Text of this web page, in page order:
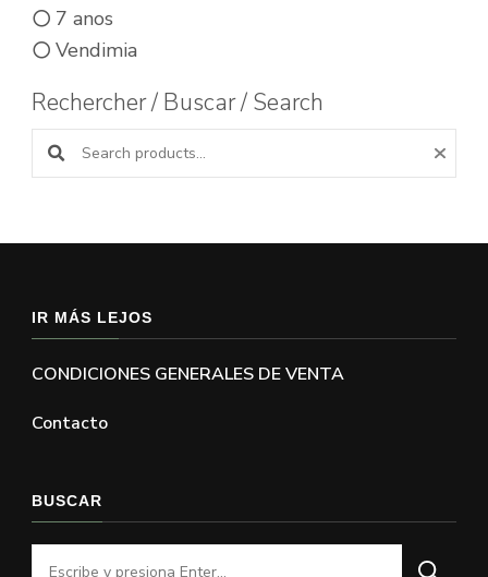
7 anos
Vendimia
Rechercher / Buscar / Search
Buscar productos:
IR MÁS LEJOS
CONDICIONES GENERALES DE VENTA
Contacto
BUSCAR
¿Buscas